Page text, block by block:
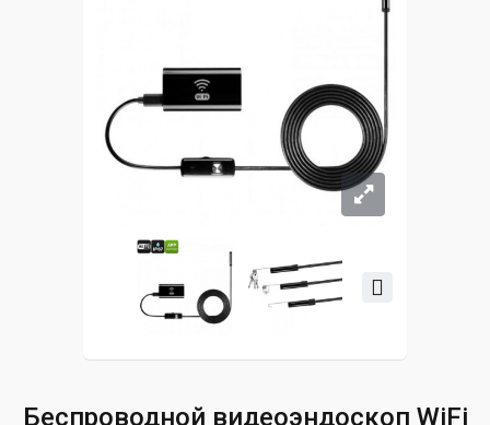
Беспроводной видеоэндоскоп WiFi